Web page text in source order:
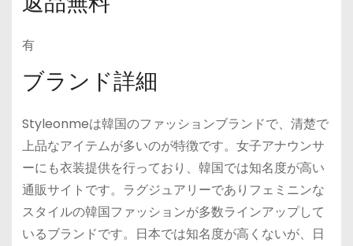
有
ブランド詳細
Styleonmeは韓国のファッションブランドで、清楚で
上品なアイテムが多いのが特徴です。女子アナウンサ
ーにも衣装提供を行っており、韓国では知名度が高い
通販サイトです。ラグジュアリーでありフェミニンな
スタイルの韓国ファッションが多数ラインアップして
いるブランドです。日本では知名度が高くないが、日